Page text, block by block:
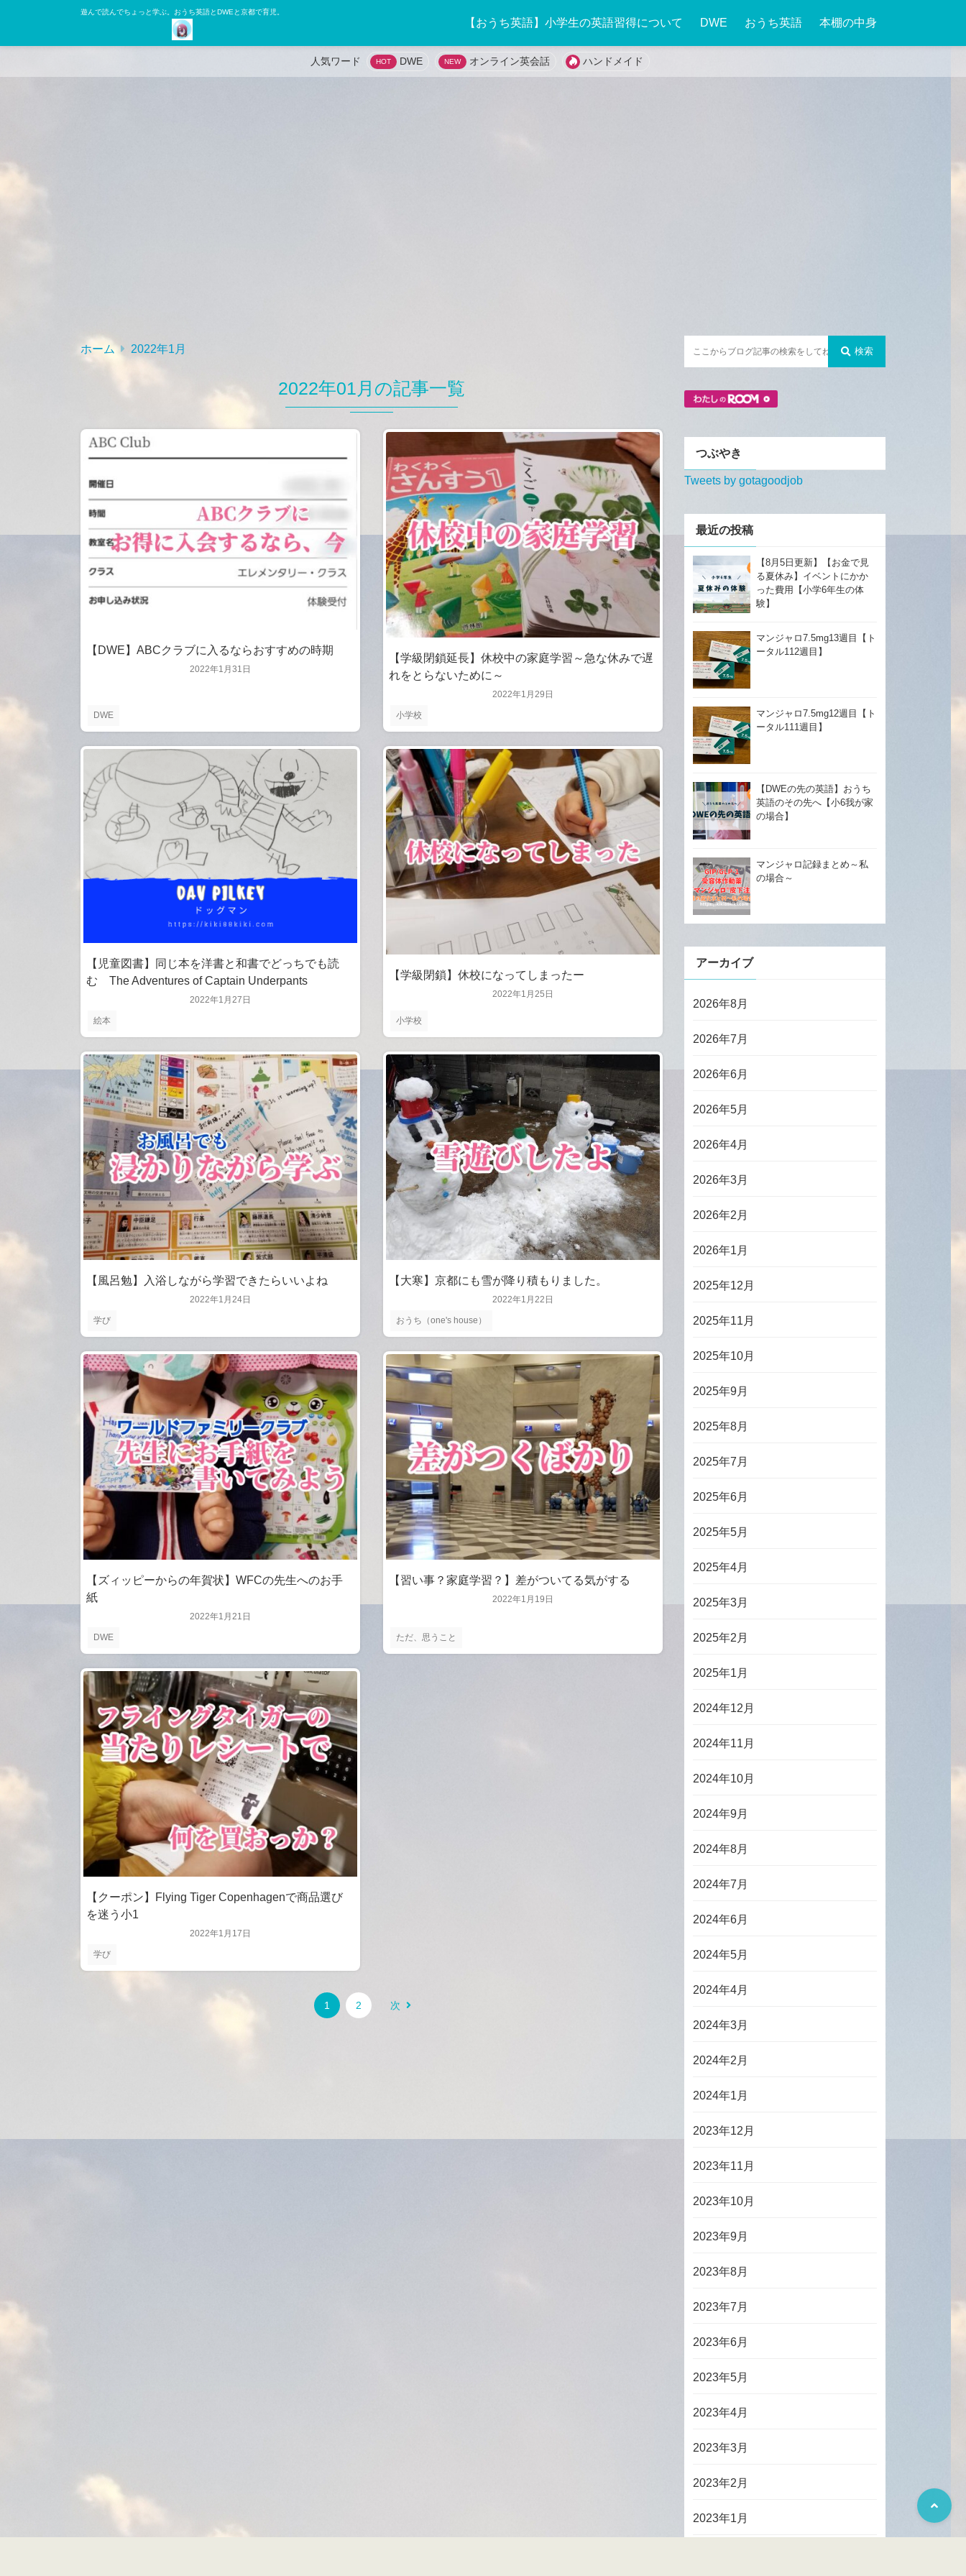
遊んで読んでちょっと学ぶ。おうち英語とDWEと京都で育児。
【おうち英語】小学生の英語習得について DWE おうち英語 本棚の中身
DWE オンライン英会話 ハンドメイド
ホーム 2022年1月
2022年01月の記事一覧
DWE
2022年1月31日
【DWE】ABCクラブに入るならおすすめの時期
小学校
2022年1月29日
【学級閉鎖延長】休校中の家庭学習～急な休みで遅
れをとらないために～
絵本
2022年1月27日
【児童図書】同じ本を洋書と和書でどっちでも読
む The Adventures of Captain Underpants
小学校
2022年1月25日
【学級閉鎖】休校になってしまったー
学び
2022年1月24日
【風呂勉】入浴しながら学習できたらいいよね
おうち（one's house）
2022年1月22日
【大寒】京都にも雪が降り積もりました。
DWE
2022年1月21日
【ズィッピーからの年賀状】WFCの先生へのお手
紙
ただ、思うこと
2022年1月19日
【習い事？家庭学習？】差がついてる気がする
学び
2022年1月17日
【クーポン】Flying Tiger Copenhagenで商品選び
を迷う小1
1 2 次
検索
つぶやき
Tweets by gotagoodjob
最近の投稿
【8月5日更新】【お金で見
る夏休み】イベントにかか
った費用【小学6年生の体
験】
マンジャロ7.5mg13週目【ト
ータル112週目】
マンジャロ7.5mg12週目【ト
ータル111週目】
【DWEの先の英語】おうち
英語のその先へ【小6我が家
の場合】
マンジャロ記録まとめ～私
の場合～
アーカイブ
2026年8月
2026年7月
2026年6月
2026年5月
2026年4月
2026年3月
2026年2月
2026年1月
2025年12月
2025年11月
2025年10月
2025年9月
2025年8月
2025年7月
2025年6月
2025年5月
2025年4月
2025年3月
2025年2月
2025年1月
2024年12月
2024年11月
2024年10月
2024年9月
2024年8月
2024年7月
2024年6月
2024年5月
2024年4月
2024年3月
2024年2月
2024年1月
2023年12月
2023年11月
2023年10月
2023年9月
2023年8月
2023年7月
2023年6月
2023年5月
2023年4月
2023年3月
2023年2月
2023年1月